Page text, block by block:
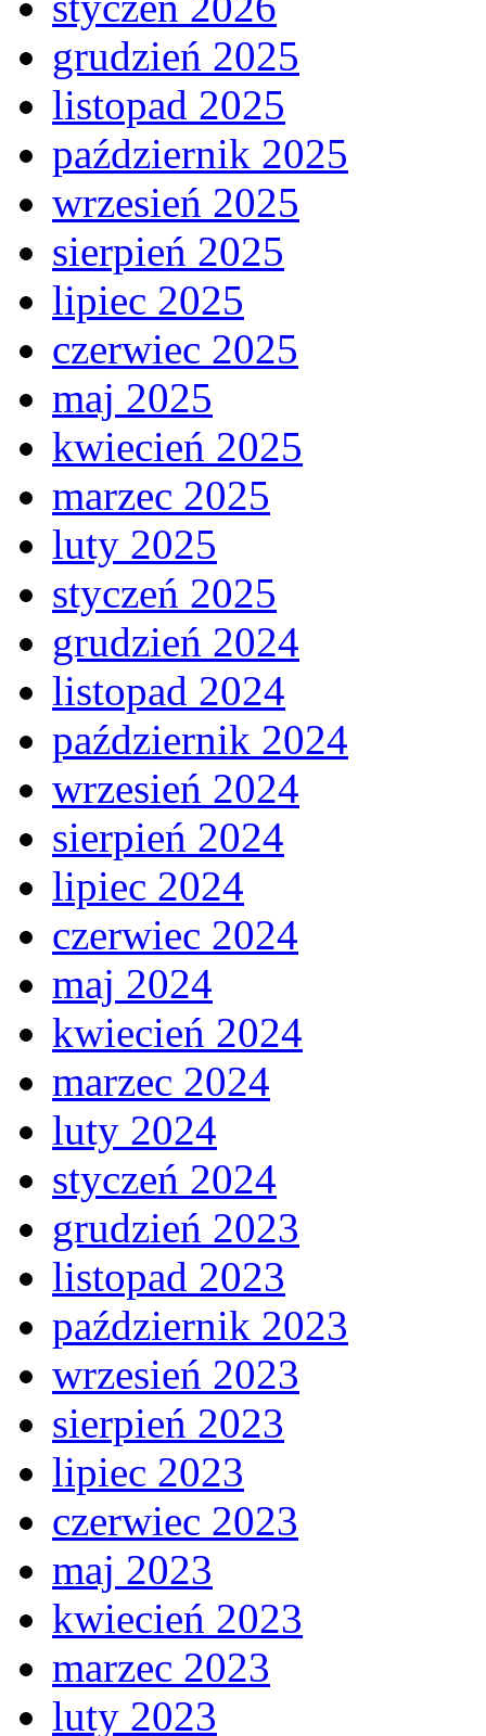
grudzień 2025
listopad 2025
październik 2025
wrzesień 2025
sierpień 2025
lipiec 2025
czerwiec 2025
maj 2025
kwiecień 2025
marzec 2025
luty 2025
styczeń 2025
grudzień 2024
listopad 2024
październik 2024
wrzesień 2024
sierpień 2024
lipiec 2024
czerwiec 2024
maj 2024
kwiecień 2024
marzec 2024
luty 2024
styczeń 2024
grudzień 2023
listopad 2023
październik 2023
wrzesień 2023
sierpień 2023
lipiec 2023
czerwiec 2023
maj 2023
kwiecień 2023
marzec 2023
luty 2023